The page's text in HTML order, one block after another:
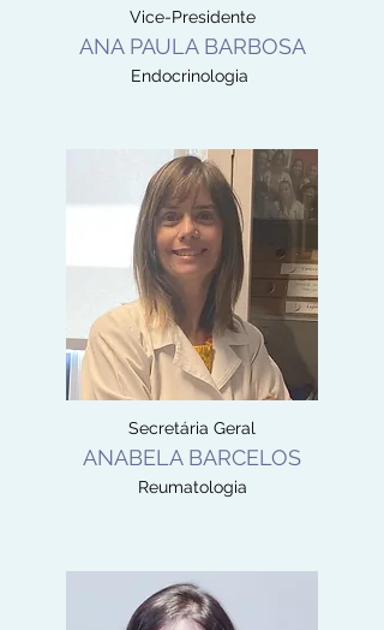
Vice-Presidente
ANA PAULA BARBOSA
Endocrinologia
Secretária Geral
ANABELA BARCELOS
Reumatologia